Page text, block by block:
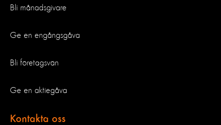
Bli månadsgivare
Ge en engångsgåva
Bli företagsvän
Ge en aktiegåva
Kontakta oss